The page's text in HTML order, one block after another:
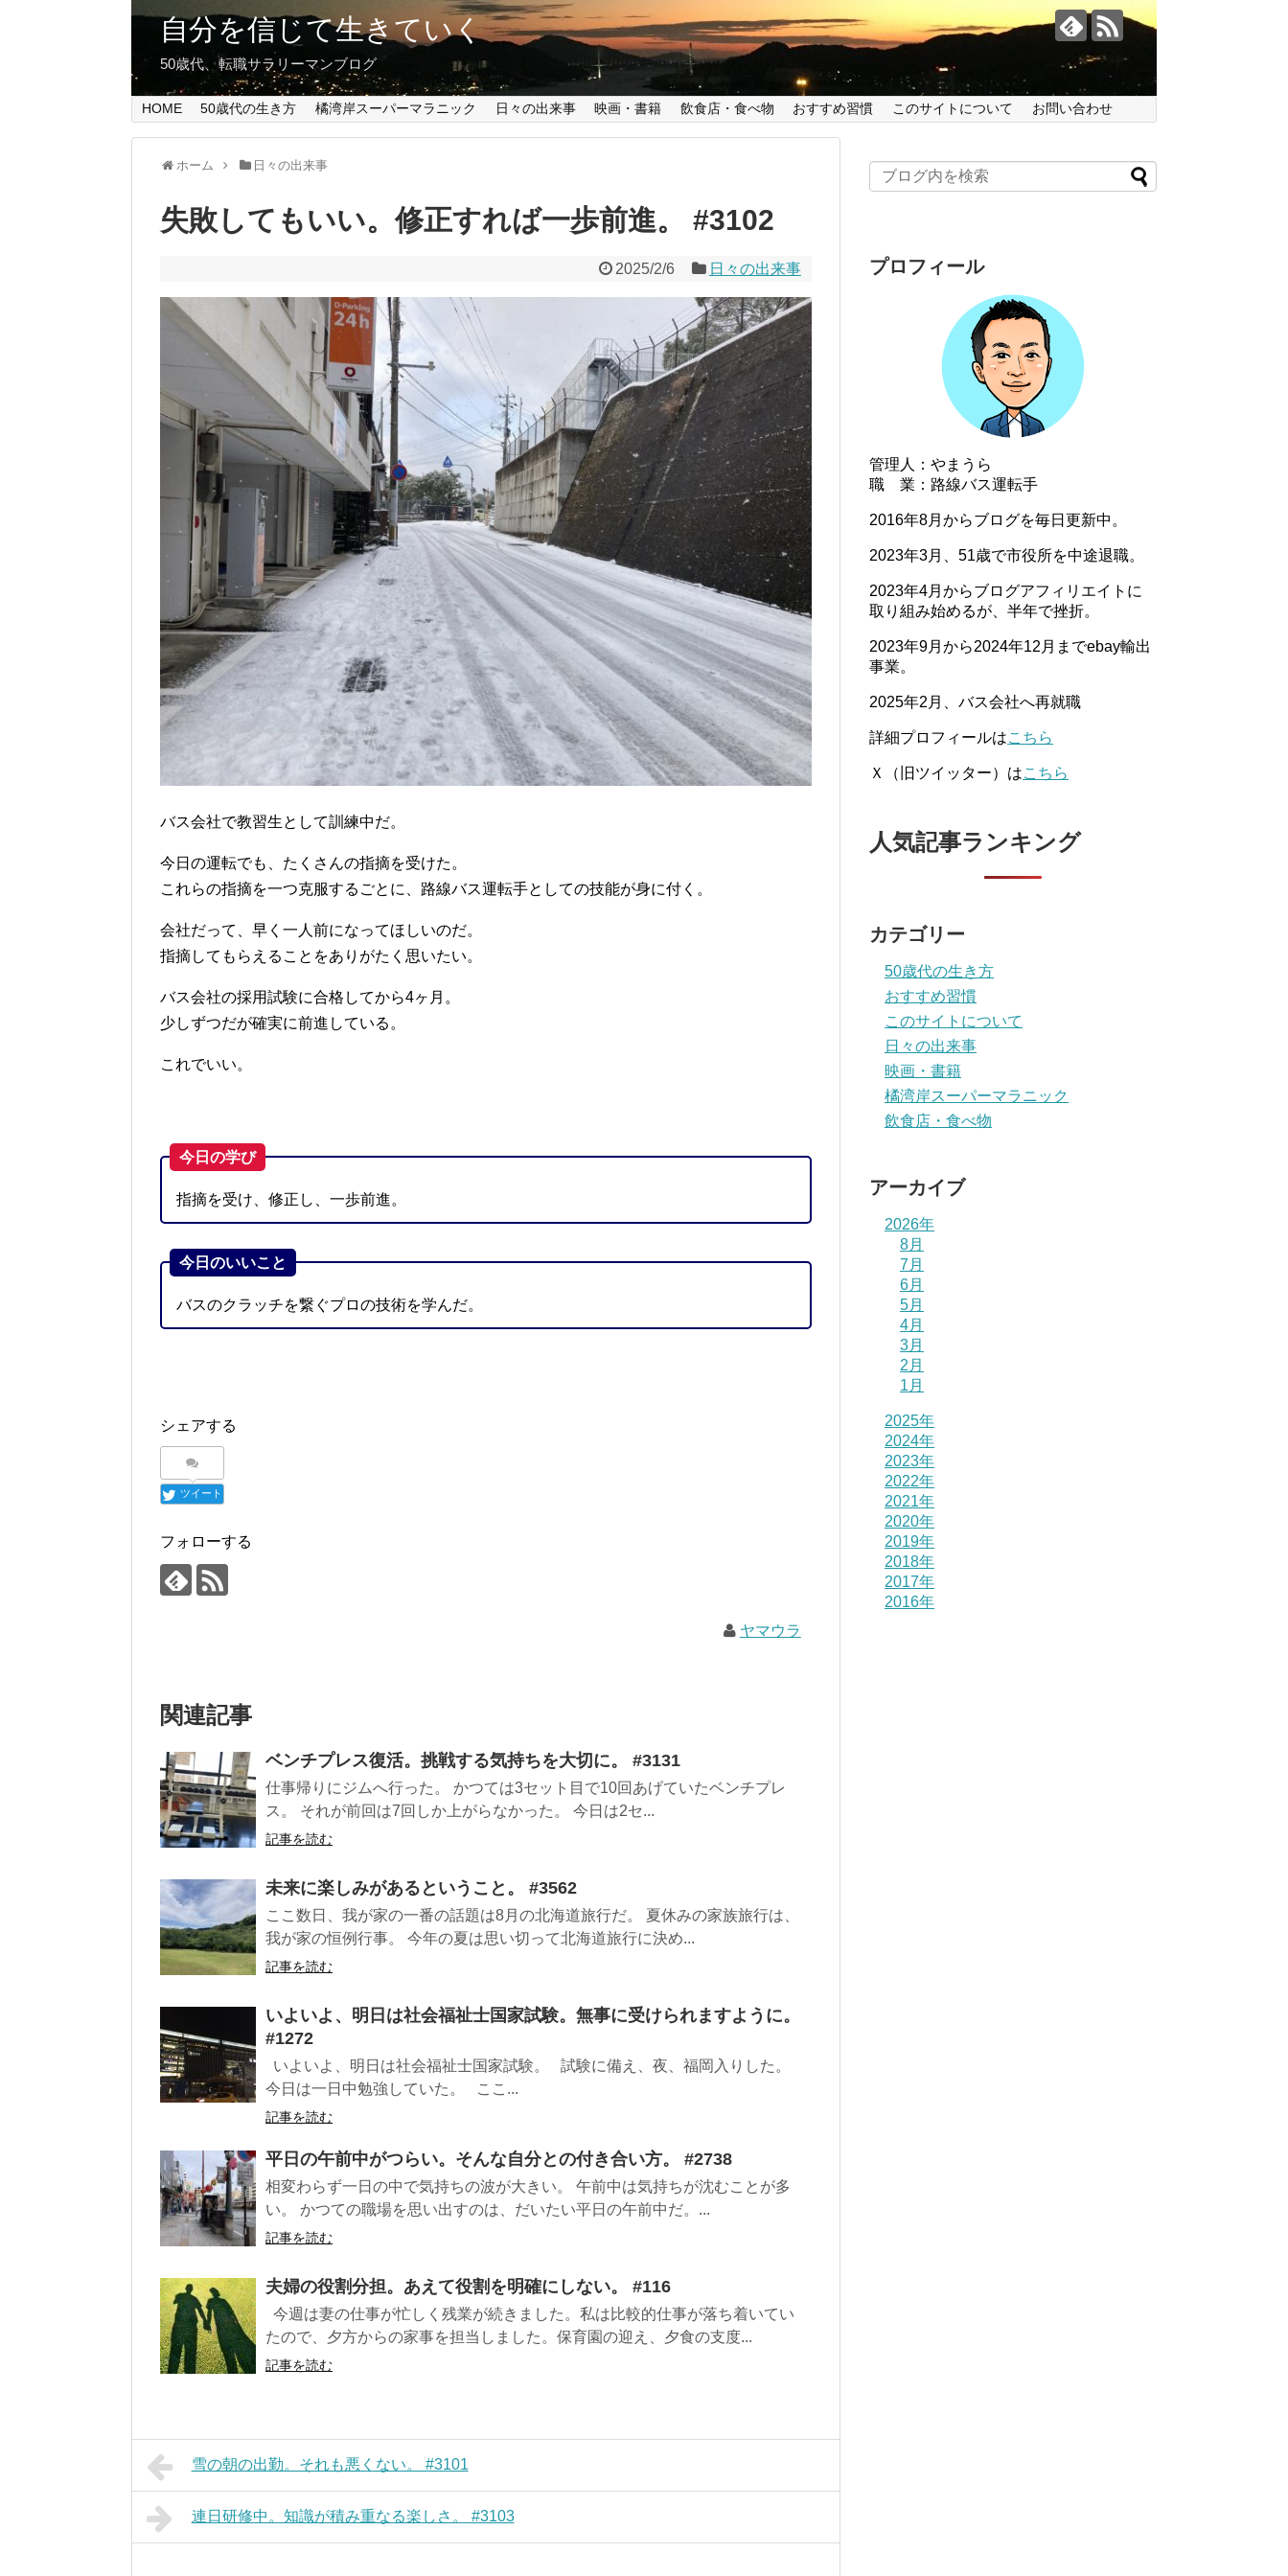
自分を信じて生きていく
50歳代、転職サラリーマンブログ
HOME 50歳代の生き方 橘湾岸スーパーマラニック 日々の出来事 映画・書籍 飲食店・食べ物 おすすめ習慣 このサイトについて お問い合わせ
ホーム 日々の出来事
失敗してもいい。修正すれば一歩前進。 #3102
2025/2/6 日々の出来事
バス会社で教習生として訓練中だ。
今日の運転でも、たくさんの指摘を受けた。
これらの指摘を一つ克服するごとに、路線バス運転手としての技能が身に付く。
会社だって、早く一人前になってほしいのだ。
指摘してもらえることをありがたく思いたい。
バス会社の採用試験に合格してから4ヶ月。
少しずつだが確実に前進している。
これでいい。
今日の学び
指摘を受け、修正し、一歩前進。
今日のいいこと
バスのクラッチを繋ぐプロの技術を学んだ。
シェアする
ツイート
フォローする
ヤマウラ
関連記事
ベンチプレス復活。挑戦する気持ちを大切に。 #3131
仕事帰りにジムへ行った。 かつては3セット目で10回あげていたベンチプレ
ス。 それが前回は7回しか上がらなかった。 今日は2セ...
記事を読む
未来に楽しみがあるということ。 #3562
ここ数日、我が家の一番の話題は8月の北海道旅行だ。 夏休みの家族旅行は、
我が家の恒例行事。 今年の夏は思い切って北海道旅行に決め...
記事を読む
いよいよ、明日は社会福祉士国家試験。無事に受けられますように。
#1272
いよいよ、明日は社会福祉士国家試験。 試験に備え、夜、福岡入りした。
今日は一日中勉強していた。 ここ...
記事を読む
平日の午前中がつらい。そんな自分との付き合い方。 #2738
相変わらず一日の中で気持ちの波が大きい。 午前中は気持ちが沈むことが多
い。 かつての職場を思い出すのは、だいたい平日の午前中だ。...
記事を読む
夫婦の役割分担。あえて役割を明確にしない。 #116
今週は妻の仕事が忙しく残業が続きました。私は比較的仕事が落ち着いてい
たので、夕方からの家事を担当しました。保育園の迎え、夕食の支度...
記事を読む
雪の朝の出勤。それも悪くない。 #3101
連日研修中。知識が積み重なる楽しさ。 #3103
プロフィール
管理人：やまうら
職 業：路線バス運転手
2016年8月からブログを毎日更新中。
2023年3月、51歳で市役所を中途退職。
2023年4月からブログアフィリエイトに
取り組み始めるが、半年で挫折。
2023年9月から2024年12月までebay輸出
事業。
2025年2月、バス会社へ再就職
詳細プロフィールはこちら
Ｘ（旧ツイッター）はこちら
人気記事ランキング
カテゴリー
50歳代の生き方
おすすめ習慣
このサイトについて
日々の出来事
映画・書籍
橘湾岸スーパーマラニック
飲食店・食べ物
アーカイブ
2026年
8月
7月
6月
5月
4月
3月
2月
1月
2025年
2024年
2023年
2022年
2021年
2020年
2019年
2018年
2017年
2016年